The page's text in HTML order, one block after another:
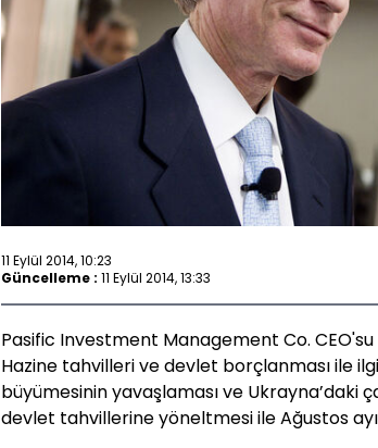
11 Eylül 2014, 10:23
Güncelleme : 11 Eylül 2014, 13:33
Pasific Investment Management Co. CEO'su
Hazine tahvilleri ve devlet borçlanması ile
büyümesinin yavaşlaması ve Ukrayna’daki
devlet tahvillerine yöneltmesi ile Ağustos